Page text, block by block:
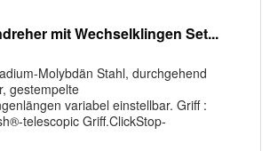
mit Wechselklingen Set...
Molybdän Stahl, durchgehend
gestempelte
variabel einstellbar. Griff :
telescopic Griff.ClickStop-